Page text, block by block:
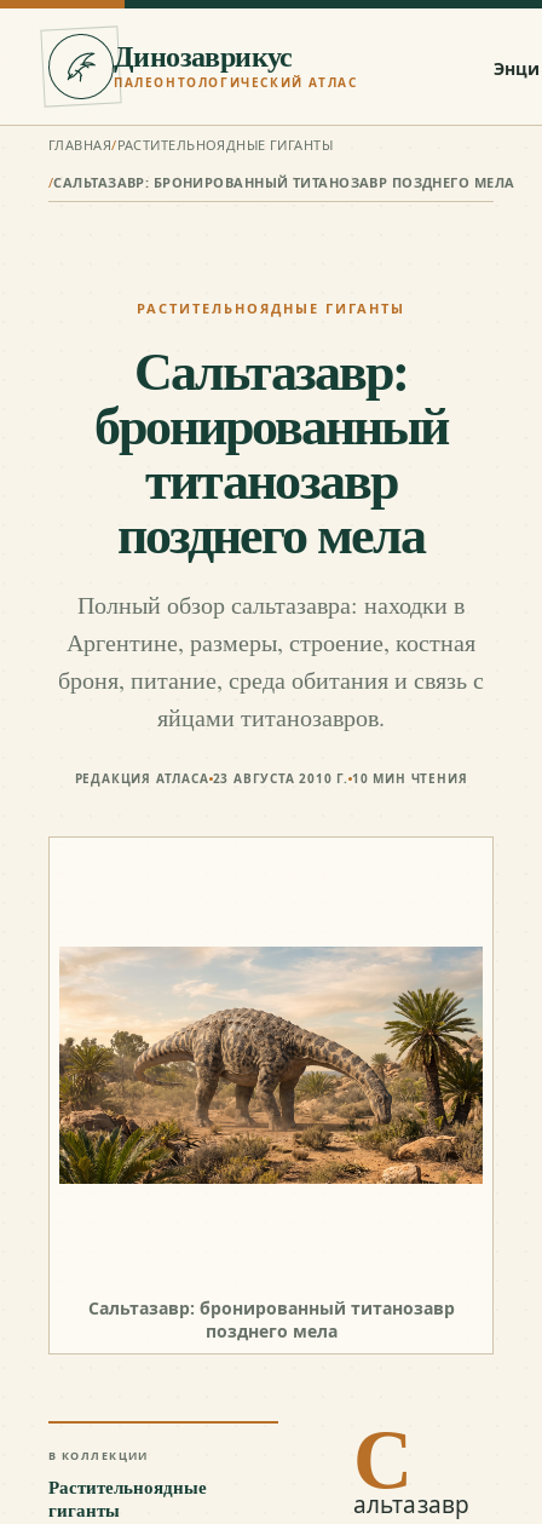
Динозаврикус
ПАЛЕОНТОЛОГИЧЕСКИЙ АТЛАС
ГЛАВНАЯ/РАСТИТЕЛЬНОЯДНЫЕ ГИГАНТЫ
/САЛЬТАЗАВР: БРОНИРОВАННЫЙ ТИТАНОЗАВР ПОЗДНЕГО МЕЛА
РАСТИТЕЛЬНОЯДНЫЕ ГИГАНТЫ
Сальтазавр:
бронированный
титанозавр
позднего мела
Полный обзор сальтазавра: находки в
Аргентине, размеры, строение, костная
броня, питание, среда обитания и связь с
яйцами титанозавров.
РЕДАКЦИЯ АТЛАСА 23 АВГУСТА 2010 Г. 10 МИН ЧТЕНИЯ
Сальтазавр: бронированный титанозавр
позднего мела
В КОЛЛЕКЦИИ
Растительноядные
гиганты
С
альтазавр